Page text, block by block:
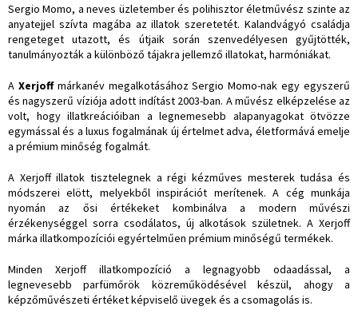
Sergio Momo, a neves üzletember és polihisztor életművész szinte az
anyatejjel szívta magába az illatok szeretetét. Kalandvágyó családja
rengeteget utazott, és útjaik során szenvedélyesen gyűjtötték,
tanulmányozták a különböző tájakra jellemző illatokat, harmóniákat.
A Xerjoffmárkanév megalkotásához Sergio Momo-nak egy egyszerű
és nagyszerű víziója adott indítást 2003-ban. A művész elképzelése az
volt, hogy illatkreációiban a legnemesebb alapanyagokat ötvözze
egymással és a luxus fogalmának új értelmet adva, életformává emelje
a prémium minőség fogalmát.
A Xerjoff illatok tisztelegnek a régi kézműves mesterek tudása és
módszerei elött, melyekből inspirációt merítenek. A cég munkája
nyomán az ősi értékeket kombinálva a modern művészi
érzékenységgel sorra csodálatos, új alkotások születnek. A Xerjoff
márka illatkompozíciói egyértelműen prémium minőségű termékek.
Minden Xerjoff illatkompozíció a legnagyobb odaadással, a
legnevesebb parfümőrök közreműködésével készül, ahogy a
képzőművészeti értéket képviselő üvegek és a csomagolás is.